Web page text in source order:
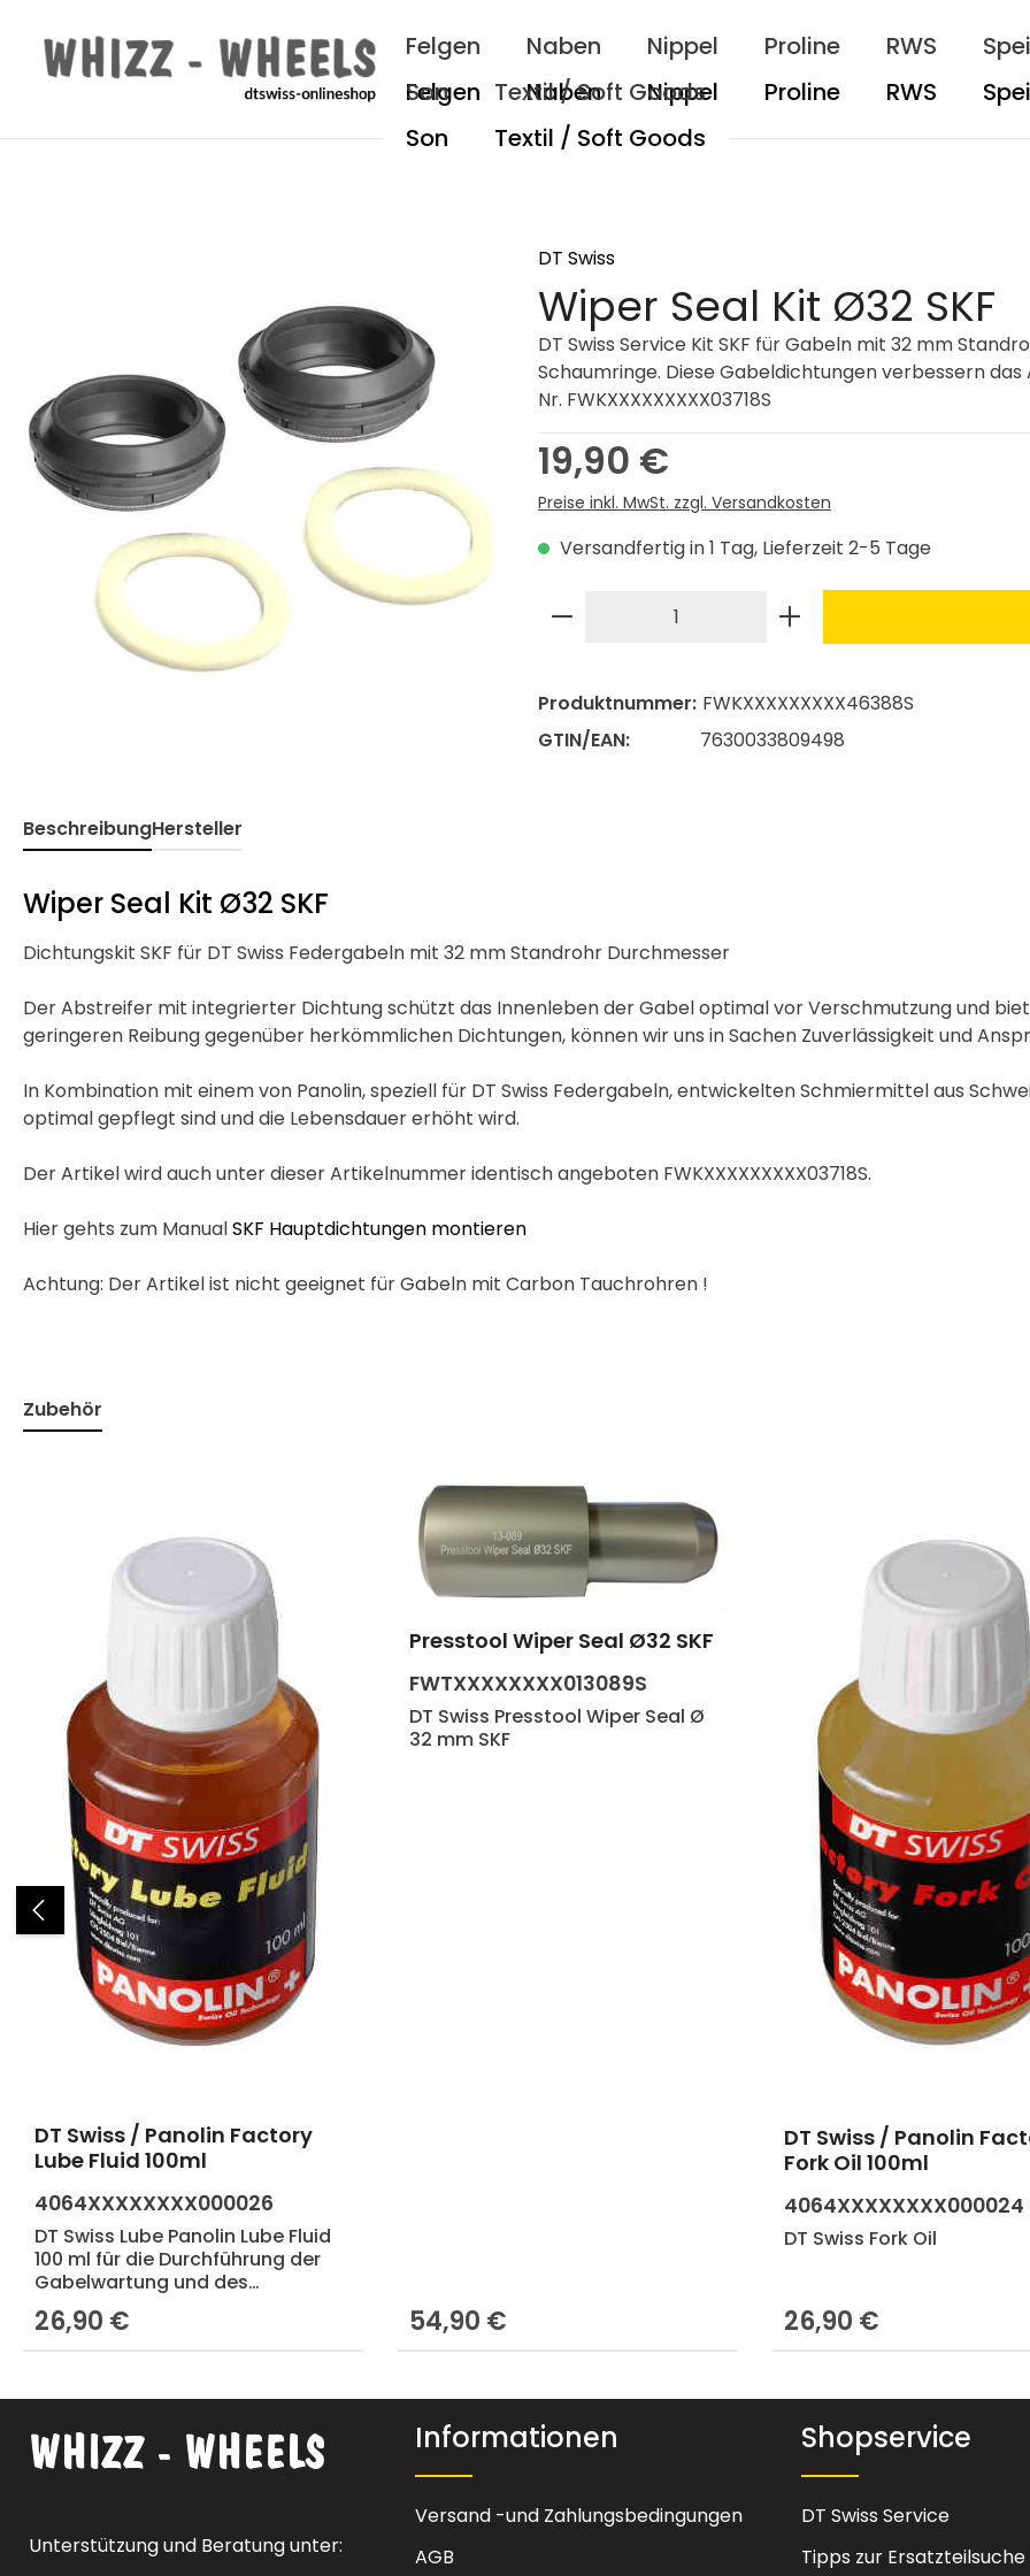
Felgen Naben Nippel Proline RWS
Son
Textil / Soft Goods
DT Swiss
Wiper Seal Kit Ø32 SKF
DT Swiss Service Kit SKF für Gabeln mit 32 mm
Schaumringe. Diese Gabeldichtungen verbessern
Nr. FWKXXXXXXXXX03718S
Regulärer Preis:
19,90 €
Preise inkl. MwSt. zzgl. Versandkosten
Versandfertig in 1 Tag, Lieferzeit 2-5 Tage
Produkt Anzahl: Gib den
Produktnummer: FWKXXXXXXXXX46388S
GTIN/EAN:
7630033809498
BeschreibungHersteller
Wiper Seal Kit Ø32 SKF
Dichtungskit SKF für DT Swiss Federgabeln mit 32 mm Standrohr Durchmesser
Der Abstreifer mit integrierter Dichtung schützt das Innenleben der Gabel optimal vor Verschmutzung und
geringeren Reibung gegenüber herkömmlichen Dichtungen, können wir uns in Sachen Zuverlässigkeit und
In Kombination mit einem von Panolin, speziell für DT Swiss Federgabeln, entwickelten Schmiermittel aus
optimal gepflegt sind und die Lebensdauer erhöht wird.
Der Artikel wird auch unter dieser Artikelnummer identisch angeboten FWKXXXXXXXXX03718S.
Hier gehts zum ManualSKF Hauptdichtungen montieren
Achtung: Der Artikel ist nicht geeignet für Gabeln mit Carbon Tauchrohren !
Zubehör
Produkt Anzahl: Gib den gewünschten Wert ein oder benutze die
DT Swiss / Panolin Factory
Lube Fluid 100ml
4064XXXXXXXX000026
DT Swiss Lube Panolin Lube Fluid
100 ml für die Durchführung der
Gabelwartung und des
Schmierölservice an allen DT
Swiss Federgabeln. Zusammen
mit dem DT Swiss Panolin Factory
Ansprechverhalten wie bei einer
Regulärer Preis:
26,90 €
Produkt Anzahl: Gib den gewünschten
Presstool Wiper Seal Ø32 SKF
FWTXXXXXXXX013089S
DT Swiss Presstool Wiper Seal Ø
32 mm SKF
Regulärer Preis:
54,90 €
Produkt Anzahl:
DT Swiss / Panolin
Fork Oil 100ml
4064XXXXXXXX000024
DT Swiss Fork Oil
Regulärer Preis:
26,90 €
Unterstützung und Beratung unter:
Informationen
Versand -und Zahlungsbedingungen
AGB
Shopservice
DT Swiss Service
Tipps zur Ersatzteilsuche